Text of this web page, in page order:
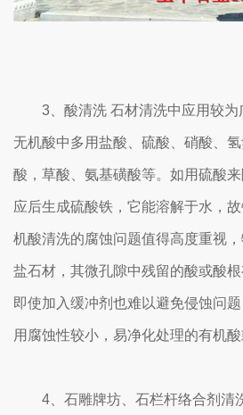
3、酸清洗 石材清洗中应用较为
无机酸中多用盐酸、硫酸、硝酸、
酸，草酸、氨基磺酸等。如用硫酸
应后生成硫酸铁，它能溶解于水，
机酸清洗的腐蚀问题值得高度重视
盐石材，其微孔隙中残留的酸或酸
即使加入缓冲剂也难以避免侵蚀问
用腐蚀性较小，易净化处理的有机酸
4、石雕牌坊、石栏杆络合剂清